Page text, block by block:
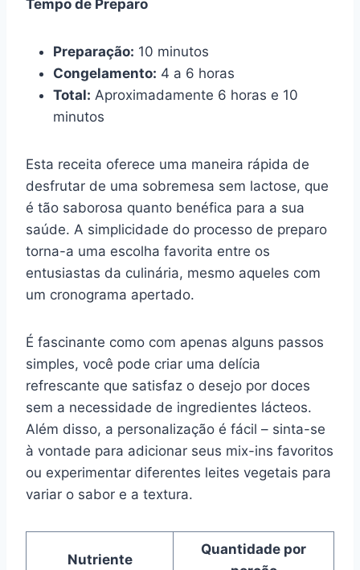
Tempo de Preparo
Preparação: 10 minutos
Congelamento: 4 a 6 horas
Total: Aproximadamente 6 horas e 10
minutos
Esta receita oferece uma maneira rápida de
desfrutar de uma sobremesa sem lactose, que
é tão saborosa quanto benéfica para a sua
saúde. A simplicidade do processo de preparo
torna-a uma escolha favorita entre os
entusiastas da culinária, mesmo aqueles com
um cronograma apertado.
É fascinante como com apenas alguns passos
simples, você pode criar uma delícia
refrescante que satisfaz o desejo por doces
sem a necessidade de ingredientes lácteos.
Além disso, a personalização é fácil – sinta-se
à vontade para adicionar seus mix-ins favoritos
ou experimentar diferentes leites vegetais para
variar o sabor e a textura.
Nutriente
Quantidade por